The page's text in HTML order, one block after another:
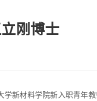
刚博士
学新材料学院新入职青年